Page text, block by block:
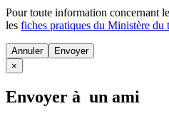
Pour toute information concernant le
les fiches pratiques du Ministère du
Annuler
×
Envoyer à un ami